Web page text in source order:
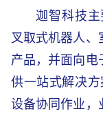
迦智科技主
叉取式机器人、
产品，并面向电
供一站式解决
设备协同作业，